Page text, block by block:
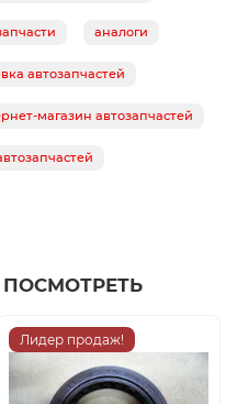
аналоги
автозапчастей
магазин автозапчастей
Лидер продаж!